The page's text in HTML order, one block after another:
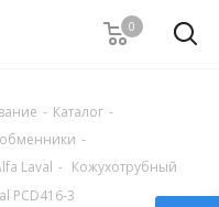
0
- Каталог -
-
Laval - Кожухотрубный
PCD416-3